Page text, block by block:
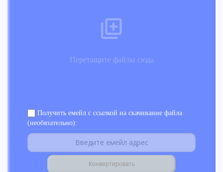
Перетащите файлы сюда
Получить емейл с ссылкой на скачивание файла
(необязательно):